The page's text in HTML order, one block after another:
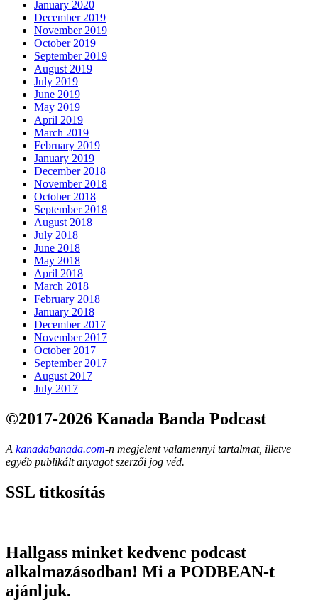
January 2020
December 2019
November 2019
October 2019
September 2019
August 2019
July 2019
June 2019
May 2019
April 2019
March 2019
February 2019
January 2019
December 2018
November 2018
October 2018
September 2018
August 2018
July 2018
June 2018
May 2018
April 2018
March 2018
February 2018
January 2018
December 2017
November 2017
October 2017
September 2017
August 2017
July 2017
©2017-2026 Kanada Banda Podcast
A kanadabanada.com-n megjelent valamennyi tartalmat, illetve
egyéb publikált anyagot szerzői jog véd.
SSL titkosítás
Hallgass minket kedvenc podcast
alkalmazásodban! Mi a PODBEAN-t
ajánljuk.